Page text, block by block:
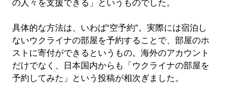
の人々を支援できる」というものでした。
具体的な方法は、いわば“空予約”。実際には宿泊し
ないウクライナの部屋を予約することで、部屋のホ
ストに寄付ができるというもの。海外のアカウント
だけでなく、日本国内からも「ウクライナの部屋を
予約してみた」という投稿が相次ぎました。